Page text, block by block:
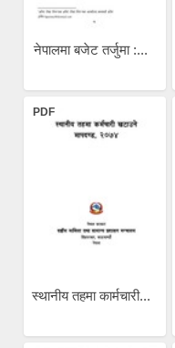
नेपालमा बजेट तर्जुमा :...
PDF
स्थानीय तहमा कार्मचारी...